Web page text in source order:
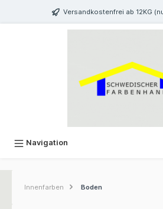
springen Versandkostenfrei ab 12KG
Navigation
Innenfarben Boden